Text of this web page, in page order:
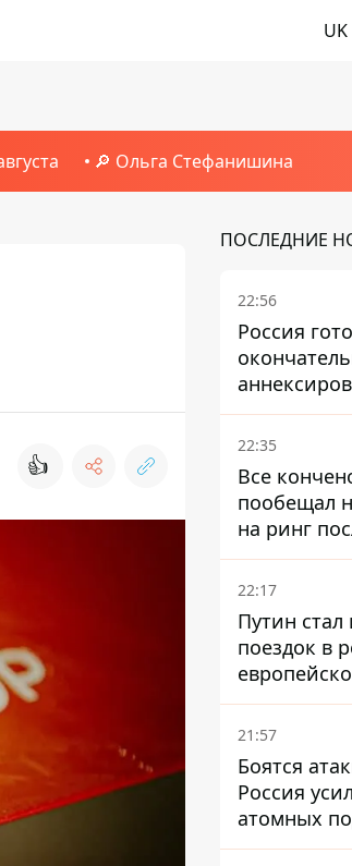
UK
🔎 Ольга Стефанишина
👍
ПОСЛЕДНИЕ
22:56
Россия
Осетию –
22:35
Все
пообещал
на ринг
боя
22:17
Путин стал
поездок в
куда
дроны
21:57
Боятся
Россия
атомных
км от